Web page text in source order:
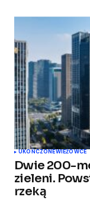
UKOŃCZONEWIEŻOWCE
Dwie 200-
zieleni.
rzeką